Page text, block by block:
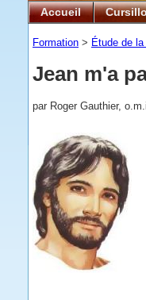
Accueil
Formation > Étude de la
Jean m'a
par Roger Gauthier,